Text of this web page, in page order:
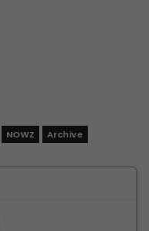
NOWZ Archive